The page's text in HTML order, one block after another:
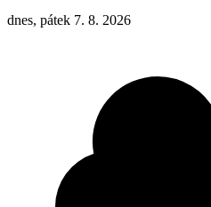
dnes, pátek 7. 8. 2026